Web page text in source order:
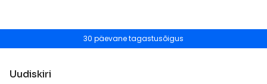
30 päevane tagastusõigus
Uudiskiri